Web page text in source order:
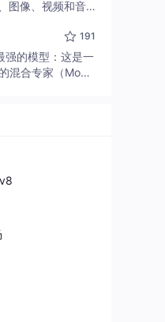
and verify
图像、视频和音
、时长可达 15
的视频。得益于
计，H3 在预训练
191
强的模型：这是一
混合专家（Mo